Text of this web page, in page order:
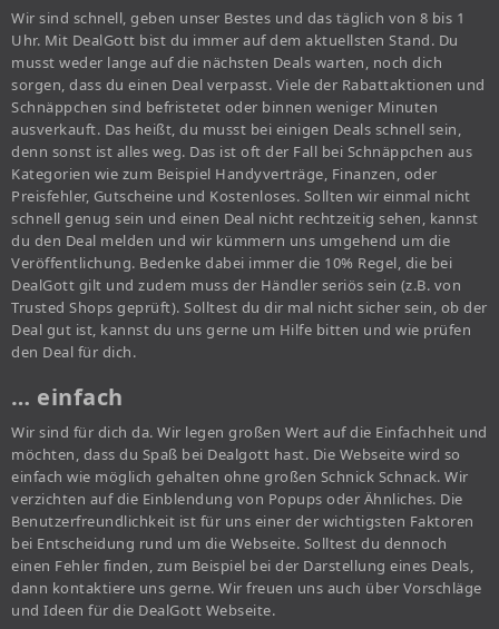
Wir sind schnell, geben unser Bestes und das täglich von 8 bis 1
Uhr. Mit DealGott bist du immer auf dem aktuellsten Stand. Du
musst weder lange auf die nächsten Deals warten, noch dich
sorgen, dass du einen Deal verpasst. Viele der Rabattaktionen und
Schnäppchen sind befristetet oder binnen weniger Minuten
ausverkauft. Das heißt, du musst bei einigen Deals schnell sein,
denn sonst ist alles weg. Das ist oft der Fall bei Schnäppchen aus
Kategorien wie zum Beispiel Handyverträge, Finanzen, oder
Preisfehler, Gutscheine und Kostenloses. Sollten wir einmal nicht
schnell genug sein und einen Deal nicht rechtzeitig sehen, kannst
du den Deal melden und wir kümmern uns umgehend um die
Veröffentlichung. Bedenke dabei immer die 10% Regel, die bei
DealGott gilt und zudem muss der Händler seriös sein (z.B. von
Trusted Shops geprüft). Solltest du dir mal nicht sicher sein, ob der
Deal gut ist, kannst du uns gerne um Hilfe bitten und wie prüfen
den Deal für dich.
… einfach
Wir sind für dich da. Wir legen großen Wert auf die Einfachheit und
möchten, dass du Spaß bei Dealgott hast. Die Webseite wird so
einfach wie möglich gehalten ohne großen Schnick Schnack. Wir
verzichten auf die Einblendung von Popups oder Ähnliches. Die
Benutzerfreundlichkeit ist für uns einer der wichtigsten Faktoren
bei Entscheidung rund um die Webseite. Solltest du dennoch
einen Fehler finden, zum Beispiel bei der Darstellung eines Deals,
dann kontaktiere uns gerne. Wir freuen uns auch über Vorschläge
und Ideen für die DealGott Webseite.